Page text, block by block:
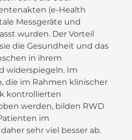
(e-Health
Messgeräte und
wurden. Der Vorteil
die Gesundheit und das
in ihrem
widerspiegeln. Im
die im Rahmen klinischer
kontrollierten
werden, bilden RWD
im
sehr viel besser ab.